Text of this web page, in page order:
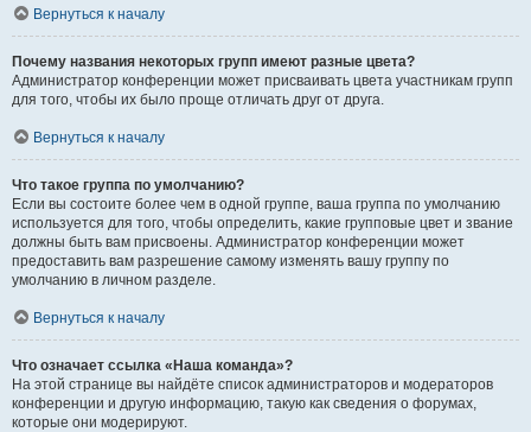
Вернуться к началу
Почему названия некоторых групп имеют разные цвета?
Администратор конференции может присваивать цвета участникам групп
для того, чтобы их было проще отличать друг от друга.
Вернуться к началу
Что такое группа по умолчанию?
Если вы состоите более чем в одной группе, ваша группа по умолчанию
используется для того, чтобы определить, какие групповые цвет и звание
должны быть вам присвоены. Администратор конференции может
предоставить вам разрешение самому изменять вашу группу по
умолчанию в личном разделе.
Вернуться к началу
Что означает ссылка «Наша команда»?
На этой странице вы найдёте список администраторов и модераторов
конференции и другую информацию, такую как сведения о форумах,
которые они модерируют.